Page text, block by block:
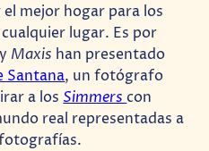
mejor hogar para los
lugar. Es por
y Maxis han presentado
Santana, un fotógrafo
a los Simmerscon
real representadas a